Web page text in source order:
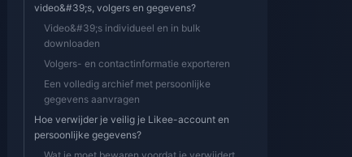
video&#39;s, volgers en gegevens?
Video&#39;s individueel en in bulk
downloaden
Volgers- en contactinformatie exporteren
Een volledig archief met persoonlijke
gegevens aanvragen
Hoe verwijder je veilig je Likee-account en
persoonlijke gegevens?